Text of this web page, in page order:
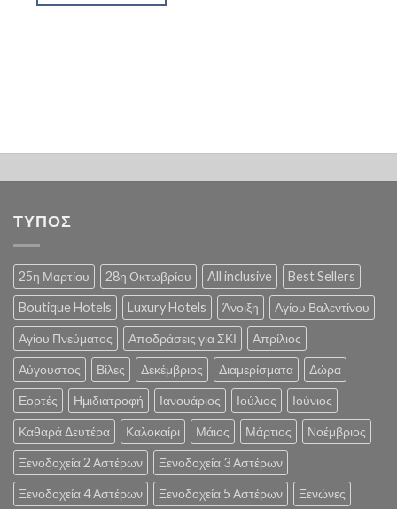
ΤΥΠΟΣ
25η Μαρτίου 28η Οκτωβρίου All inclusive Best Sellers
Boutique Hotels Luxury Hotels Άνοιξη Αγίου Βαλεντίνου
Αγίου Πνεύματος Αποδράσεις για ΣΚΙ Απρίλιος
Αύγουστος Βίλες Δεκέμβριος Διαμερίσματα Δώρα
Εορτές Ημιδιατροφή Ιανουάριος Ιούλιος Ιούνιος
Καθαρά Δευτέρα Καλοκαίρι Μάιος Μάρτιος Νοέμβριος
Ξενοδοχεία 2 Αστέρων Ξενοδοχεία 3 Αστέρων
Ξενοδοχεία 4 Αστέρων Ξενοδοχεία 5 Αστέρων Ξενώνες